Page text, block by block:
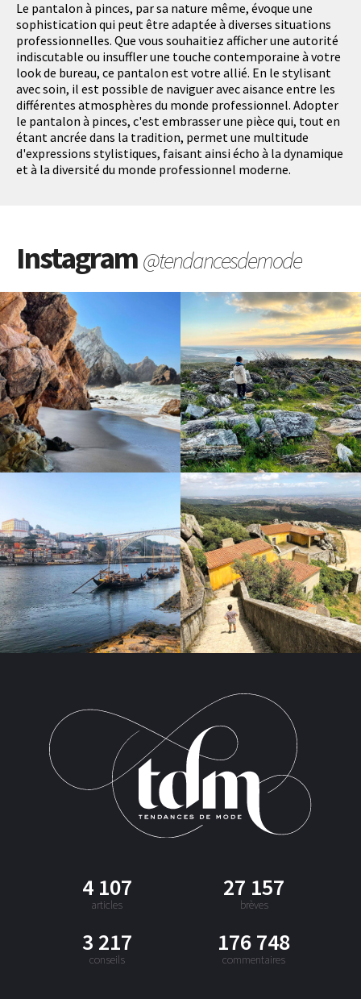
Le pantalon à pinces, par sa nature même, évoque une
sophistication qui peut être adaptée à diverses situations
professionnelles. Que vous souhaitiez afficher une autorité
indiscutable ou insuffler une touche contemporaine à votre
look de bureau, ce pantalon est votre allié. En le stylisant
avec soin, il est possible de naviguer avec aisance entre les
différentes atmosphères du monde professionnel. Adopter
le pantalon à pinces, c'est embrasser une pièce qui, tout en
étant ancrée dans la tradition, permet une multitude
d'expressions stylistiques, faisant ainsi écho à la dynamique
et à la diversité du monde professionnel moderne.
Instagram@tendancesdemode
4 107
articles
27 157
brèves
3 217
conseils
176 748
commentaires